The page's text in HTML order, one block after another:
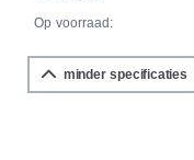
Op voorraad:
minder specificaties